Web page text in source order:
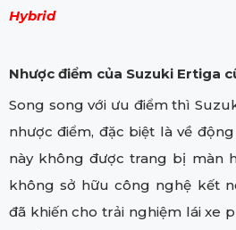
Hybrid
Nhược điểm của Suzuki Ertiga
Song song với ưu điểm thì
nhược điểm, đặc biệt là về
này không được trang bị màn
không sở hữu công nghệ kết
đã khiến cho trải nghiệm lái xe